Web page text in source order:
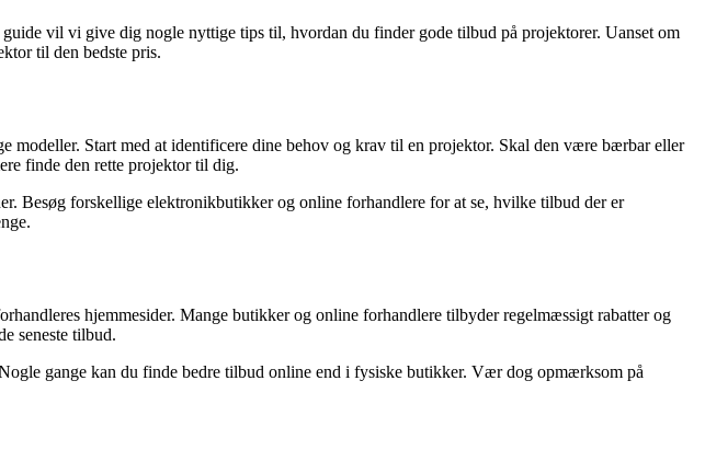
vil vi give dig nogle nyttige tips til, hvordan du finder gode tilbud på projektorer. Uanset om
til den bedste pris.
modeller. Start med at identificere dine behov og krav til en projektor. Skal den være bærbar eller
finde den rette projektor til dig.
Besøg forskellige elektronikbutikker og online forhandlere for at se, hvilke tilbud der er
hjemmesider. Mange butikker og online forhandlere tilbyder regelmæssigt rabatter og
seneste tilbud.
gange kan du finde bedre tilbud online end i fysiske butikker. Vær dog opmærksom på